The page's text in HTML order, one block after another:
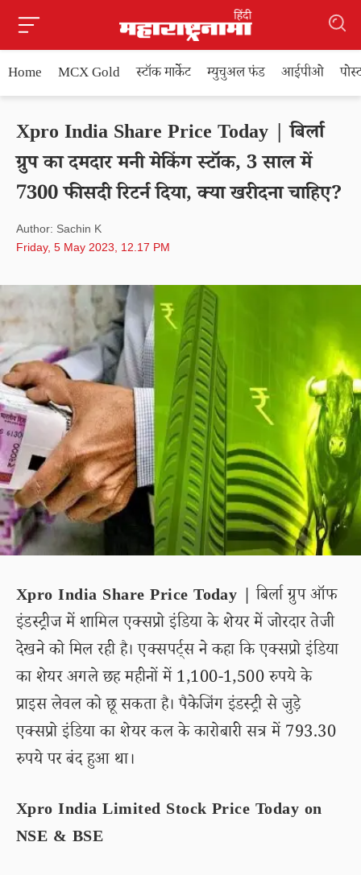
Home MCX Gold स्टॉक मार्केट म्युचुअल फंड आईपीओ
Xpro India Share Price Today | बिर्ला
ग्रुप का दमदार मनी मेकिंग स्टॉक, 3 साल में
7300 फीसदी रिटर्न दिया, क्या खरीदना चाहिए?
Author: Sachin K
Friday, 5 May 2023, 12.17 PM
Xpro India Share Price Today | बिर्ला ग्रुप ऑफ
इंडस्ट्रीज में शामिल एक्सप्रो इंडिया के शेयर में जोरदार तेजी
देखने को मिल रही है। एक्सपर्ट्स ने कहा कि एक्सप्रो इंडिया
का शेयर अगले छह महीनों में 1,100-1,500 रुपये के
प्राइस लेवल को छू सकता है। पैकेजिंग इंडस्ट्री से जुड़े
एक्सप्रो इंडिया का शेयर कल के कारोबारी सत्र में 793.30
रुपये पर बंद हुआ था।
Xpro India Limited Stock Price Today on
NSE & BSE